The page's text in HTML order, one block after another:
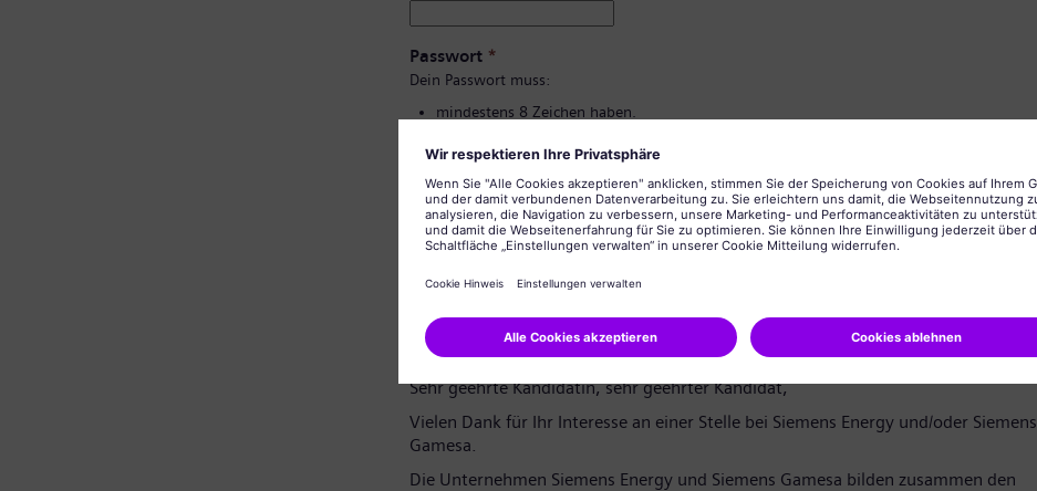
Passwort *
Dein Passwort muss:
mindestens 8 Zeichen haben.
keine allgemein üblichen Wörter enthalten.
Bestätigung des Passworts*
Datenschutzerklärung
Sehr geehrte Kandidatin, sehr geehrter Kandidat,
Vielen Dank für Ihr Interesse an einer Stelle bei Siemens Energy und/oder Siemens
Gamesa.
Die Unternehmen Siemens Energy und Siemens Gamesa bilden zusammen den